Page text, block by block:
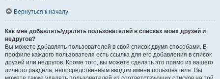
Вернуться к началу
Как мне добавлять/удалять пользователей в списках моих друзей и
недругов?
Вы можете добавлять пользователей в свой список двумя способами. В
профиле каждого пользователя есть ссылка для его добавления в список
друзей или недругов. Кроме того, вы можете сделать это прямо из вашего
личного раздела, непосредственным вводом имени пользователя. Вы